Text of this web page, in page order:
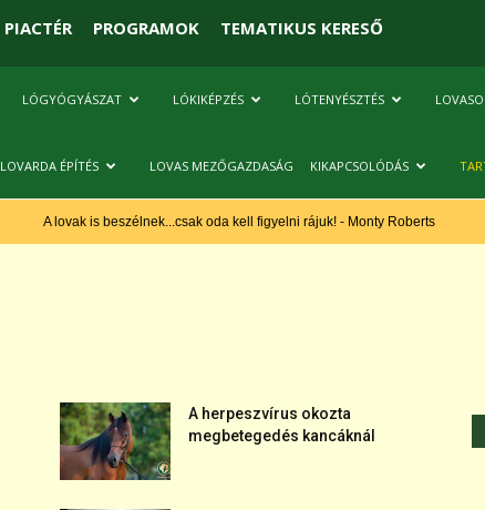
PIACTÉR PROGRAMOK TEMATIKUS KERESŐ
LÓGYÓGYÁSZAT LÓKIKÉPZÉS LÓTENYÉSZTÉS
LOVARDA ÉPÍTÉS LOVAS MEZŐGAZDASÁG KIKAPCSOLÓDÁS
A lovak is beszélnek...csak oda kell figyelni rájuk! - Monty Roberts
A herpeszvírus okozta
megbetegedés kancáknál